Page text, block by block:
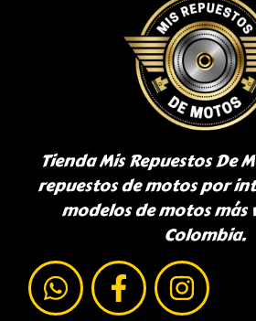
Tienda Mis Repuestos De
repuestos de motos por
modelos de motos más
Colombia.